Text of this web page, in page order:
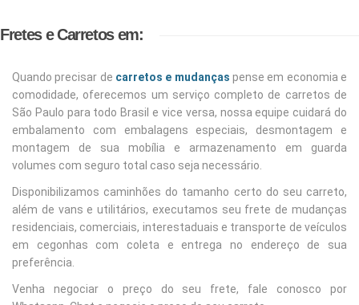
Fretes e Carretos em:
Quando precisar de carretos e mudanças pense em economia e
comodidade, oferecemos um serviço completo de carretos de
São Paulo para todo Brasil e vice versa, nossa equipe cuidará do
embalamento com embalagens especiais, desmontagem e
montagem de sua mobília e armazenamento em guarda
volumes com seguro total caso seja necessário.
Disponibilizamos caminhões do tamanho certo do seu carreto,
além de vans e utilitários, executamos seu frete de mudanças
residenciais, comerciais, interestaduais e transporte de veículos
em cegonhas com coleta e entrega no endereço de sua
preferência.
Venha negociar o preço do seu frete, fale conosco por